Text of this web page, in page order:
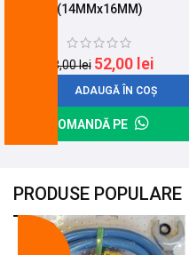
(14MMx16MM)
68,00lei 52,00 lei
ADAUGĂ ÎN COȘ
COMANDĂ PE
PRODUSE POPULARE